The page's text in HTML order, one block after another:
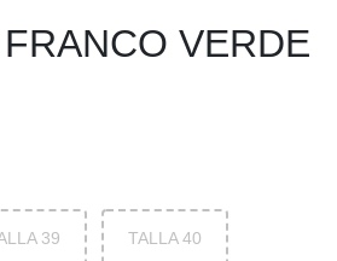
VERDE
39 TALLA 40